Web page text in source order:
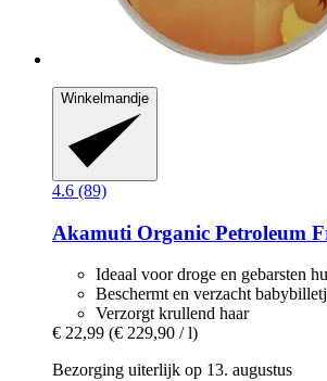
Winkelmandje
4.6 (89)
Akamuti Organic Petroleum
Ideaal voor droge en gebarsten
Beschermt en verzacht
Verzorgt krullend haar
€ 22,99 (€ 229,90 / l)
Bezorging uiterlijk op 13. augustus